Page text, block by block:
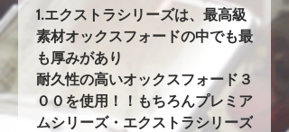
1.エクストラシリーズは、最高級
素材オックスフォードの中でも最
も厚みがあり
耐久性の高いオックスフォード３
００を使用！！もちろんプレミア
ムシリーズ・エクストラシリーズ